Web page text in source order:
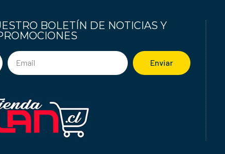
BOLETÍN DE NOTICIAS Y
Enviar